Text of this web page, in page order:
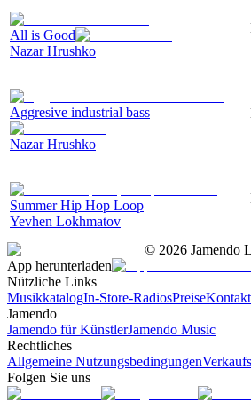
All is Good
Nazar Hrushko
Aggresive industrial bass
Nazar Hrushko
Summer Hip Hop Loop
Yevhen Lokhmatov
© 2026 Jamendo
App herunterladen
Nützliche Links
MusikkatalogIn-Store-RadiosPreiseKontakt
Jamendo
Jamendo für KünstlerJamendo Music
Rechtliches
Allgemeine Nutzungsbedingungen
Folgen Sie uns